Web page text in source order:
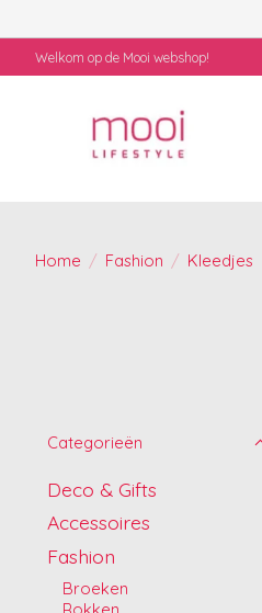
Welkom op de Mooi webshop!
Home / Fashion / Kleedjes
Categorieën
Deco & Gifts
Accessoires
Fashion
Broeken
Rokken